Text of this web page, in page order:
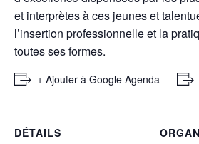
et interprètes à ces jeunes et
l’insertion professionnelle et la
toutes ses formes.
+ Ajouter à Google Agenda
DÉTAILS